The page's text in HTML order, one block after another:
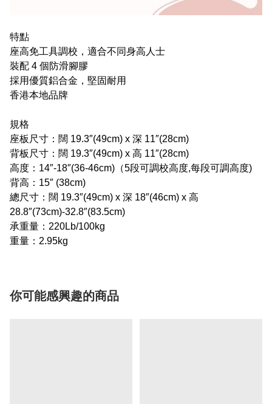
特點
座高免工具調校，適合不同身高人士
裝配 4 個防滑腳膠
採用優質鋁合金，堅固耐用
香港本地品牌
規格
座板尺寸：闊 19.3″(49cm) x 深 11″(28cm)
背板尺寸：闊 19.3″(49cm) x 高 11″(28cm)
高度：14″-18″(36-46cm)（5段可調校高度,每段可調高度)
背高：15″ (38cm)
總尺寸：闊 19.3″(49cm) x 深 18″(46cm) x 高
28.8″(73cm)-32.8″(83.5cm)
承重量：220Lb/100kg
重量：2.95kg
你可能感興趣的商品